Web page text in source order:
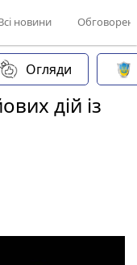
новини
Огляди
дій із